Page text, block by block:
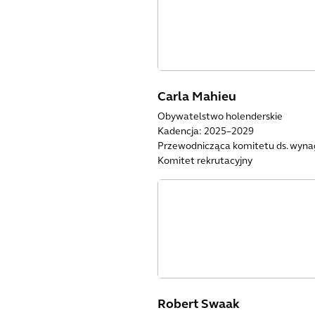
Carla Mahieu
Obywatelstwo holenderskie
Kadencja: 2025–2029
Przewodnicząca komitetu ds.
Komitet rekrutacyjny
Robert Swaak